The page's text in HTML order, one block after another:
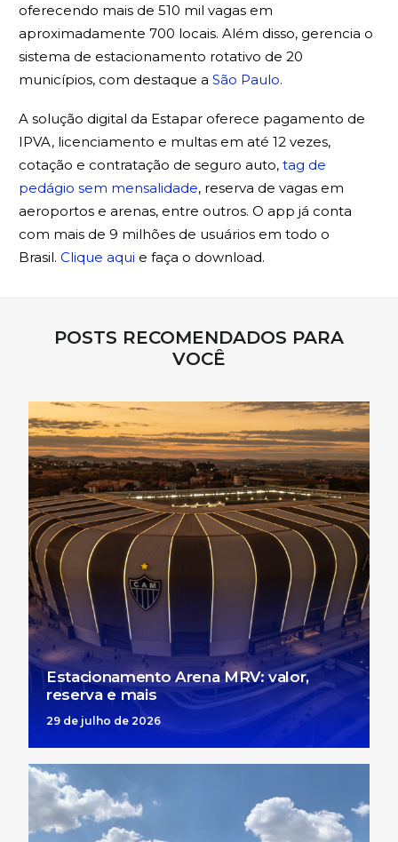
oferecendo mais de 510 mil vagas em
aproximadamente 700 locais. Além disso, gerencia o
sistema de estacionamento rotativo de 20
municípios, com destaque a São Paulo.
A solução digital da Estapar oferece pagamento de
IPVA, licenciamento e multas em até 12 vezes,
cotação e contratação de seguro auto, tag de
pedágio sem mensalidade, reserva de vagas em
aeroportos e arenas, entre outros. O app já conta
com mais de 9 milhões de usuários em todo o
Brasil. Clique aqui e faça o download.
POSTS RECOMENDADOS PARA
VOCÊ
Estacionamento Arena MRV: valor,
reserva e mais
29 de julho de 2026